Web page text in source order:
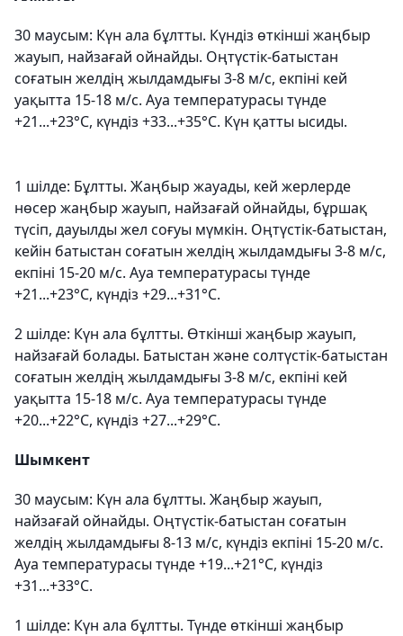
30 маусым: Күн ала бұлтты. Күндіз өткінші жаңбыр
жауып, найзағай ойнайды. Оңтүстік-батыстан
соғатын желдің жылдамдығы 3-8 м/с, екпіні кей
уақытта 15-18 м/с. Ауа температурасы түнде
+21...+23°C, күндіз +33...+35°C. Күн қатты ысиды.
1 шілде: Бұлтты. Жаңбыр жауады, кей жерлерде
нөсер жаңбыр жауып, найзағай ойнайды, бұршақ
түсіп, дауылды жел соғуы мүмкін. Оңтүстік-батыстан,
кейін батыстан соғатын желдің жылдамдығы 3-8 м/с,
екпіні 15-20 м/с. Ауа температурасы түнде
+21...+23°C, күндіз +29...+31°C.
2 шілде: Күн ала бұлтты. Өткінші жаңбыр жауып,
найзағай болады. Батыстан және солтүстік-батыстан
соғатын желдің жылдамдығы 3-8 м/с, екпіні кей
уақытта 15-18 м/с. Ауа температурасы түнде
+20...+22°C, күндіз +27...+29°C.
Шымкент
30 маусым: Күн ала бұлтты. Жаңбыр жауып,
найзағай ойнайды. Оңтүстік-батыстан соғатын
желдің жылдамдығы 8-13 м/с, күндіз екпіні 15-20 м/с.
Ауа температурасы түнде +19...+21°C, күндіз
+31...+33°C.
1 шілде: Күн ала бұлтты. Түнде өткінші жаңбыр